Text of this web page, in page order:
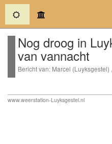
(current)
Nog droog in
van vannacht
Bericht van: Marcel
www.weerstation-Luyksgestel.nl